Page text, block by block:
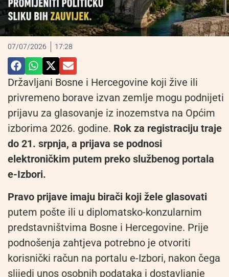
07/07/2026 17:28
Državljani Bosne i Hercegovine koji žive ili
privremeno borave izvan zemlje mogu podnijeti
prijavu za glasovanje iz inozemstva na Općim
izborima 2026. godine. Rok za registraciju traje
do 21. srpnja, a prijava se podnosi
elektroničkim putem preko službenog portala
e-Izbori.
Pravo prijave imaju birači koji žele glasovati
putem pošte ili u diplomatsko-konzularnim
predstavništvima Bosne i Hercegovine. Prije
podnošenja zahtjeva potrebno je otvoriti
korisnički račun na portalu e-Izbori, nakon čega
slijedi unos osobnih podataka i dostavljanje